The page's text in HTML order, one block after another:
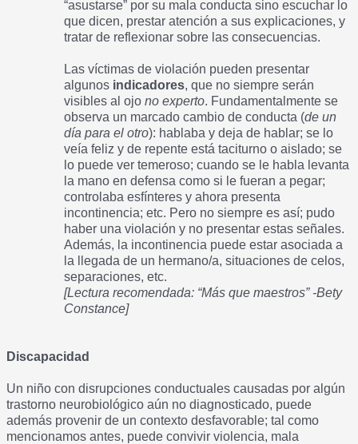
“asustarse” por su mala conducta sino escuchar lo
que dicen, prestar atención a sus explicaciones, y
tratar de reflexionar sobre las consecuencias.
Las víctimas de violación pueden presentar
algunos indicadores, que no siempre serán
visibles al ojo no experto. Fundamentalmente se
observa un marcado cambio de conducta (de un
día para el otro): hablaba y deja de hablar; se lo
veía feliz y de repente está taciturno o aislado; se
lo puede ver temeroso; cuando se le habla levanta
la mano en defensa como si le fueran a pegar;
controlaba esfínteres y ahora presenta
incontinencia; etc. Pero no siempre es así; pudo
haber una violación y no presentar estas señales.
Además, la incontinencia puede estar asociada a
la llegada de un hermano/a, situaciones de celos,
separaciones, etc.
[Lectura recomendada: “Más que maestros” -Bety
Constance]
Discapacidad
Un niño con disrupciones conductuales causadas por algún
trastorno neurobiológico aún no diagnosticado, puede
además provenir de un contexto desfavorable; tal como
mencionamos antes, puede convivir violencia, mala